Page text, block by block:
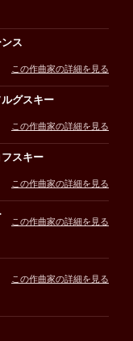
ス
この作曲家の詳細を見る
グスキー
この作曲家の詳細を見る
スキー
この作曲家の詳細を見る
この作曲家の詳細を見る
この作曲家の詳細を見る